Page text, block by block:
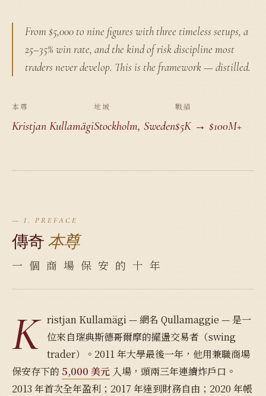
From $5,000 to nine figures with three timeless setups, a
25–35% win rate, and the kind of risk discipline most
traders never develop. This is the framework — distilled.
本尊
Kristjan Kullamägi
地域
Stockholm, Sweden
戰績
$5K → $100M+
— I. PREFACE
傳奇 本尊
一 個 商 場 保 安 的 十 年
K ristjan Kullamägi — 網名 Qullamaggie — 是一
位來自瑞典斯德哥爾摩的擺盪交易者（swing
trader）。2011 年大學最後一年，他用兼職商場
保安存下的 5,000 美元 入場，頭兩三年連續炸戶口。
2013 年首次全年盈利；2017 年達到財務自由；2020 年帳